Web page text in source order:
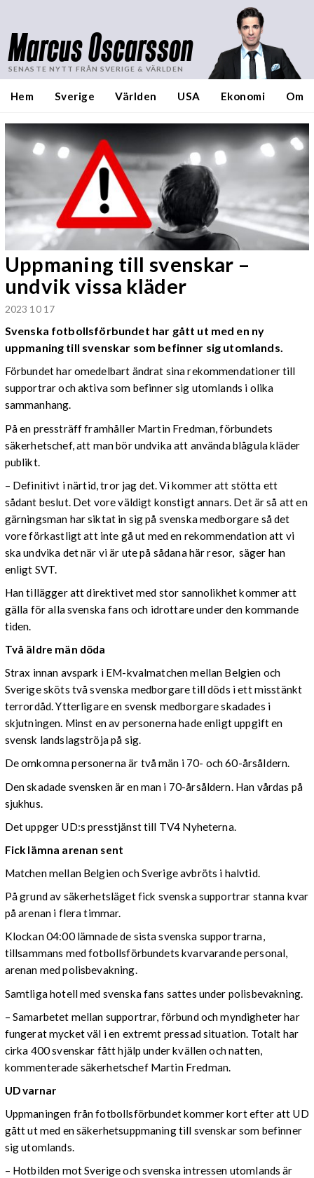
Marcus Oscarsson
SENASTE NYTT FRÅN SVERIGE & VÄRLDEN
Hem Sverige Världen USA Ekonomi Om
Uppmaning till svenskar –
undvik vissa kläder
2023 10 17
Svenska fotbollsförbundet har gått ut med en ny
uppmaning till svenskar som befinner sig utomlands.
Förbundet har omedelbart ändrat sina rekommendationer till
supportrar och aktiva som befinner sig utomlands i olika
sammanhang.
På en pressträff framhåller Martin Fredman, förbundets
säkerhetschef, att man bör undvika att använda blågula kläder
publikt.
– Definitivt i närtid, tror jag det. Vi kommer att stötta ett
sådant beslut. Det vore väldigt konstigt annars. Det är så att en
gärningsman har siktat in sig på svenska medborgare så det
vore förkastligt att inte gå ut med en rekommendation att vi
ska undvika det när vi är ute på sådana här resor, säger han
enligt SVT.
Han tillägger att direktivet med stor sannolikhet kommer att
gälla för alla svenska fans och idrottare under den kommande
tiden.
Två äldre män döda
Strax innan avspark i EM-kvalmatchen mellan Belgien och
Sverige sköts två svenska medborgare till döds i ett misstänkt
terrordåd. Ytterligare en svensk medborgare skadades i
skjutningen. Minst en av personerna hade enligt uppgift en
svensk landslagströja på sig.
De omkomna personerna är två män i 70- och 60-årsåldern.
Den skadade svensken är en man i 70-årsåldern. Han vårdas på
sjukhus.
Det uppger UD:s presstjänst till TV4 Nyheterna.
Fick lämna arenan sent
Matchen mellan Belgien och Sverige avbröts i halvtid.
På grund av säkerhetsläget fick svenska supportrar stanna kvar
på arenan i flera timmar.
Klockan 04:00 lämnade de sista svenska supportrarna,
tillsammans med fotbollsförbundets kvarvarande personal,
arenan med polisbevakning.
Samtliga hotell med svenska fans sattes under polisbevakning.
– Samarbetet mellan supportrar, förbund och myndigheter har
fungerat mycket väl i en extremt pressad situation. Totalt har
cirka 400 svenskar fått hjälp under kvällen och natten,
kommenterade säkerhetschef Martin Fredman.
UD varnar
Uppmaningen från fotbollsförbundet kommer kort efter att UD
gått ut med en säkerhetsuppmaning till svenskar som befinner
sig utomlands.
– Hotbilden mot Sverige och svenska intressen utomlands är